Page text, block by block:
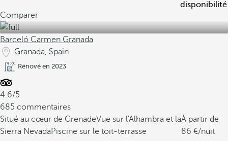
disponibilité
Comparer
Barceló Carmen Granada
Granada, Spain
Rénové en 2023
4.6/5
685 commentaires
Situé au cœur de GrenadeVue sur l'Alhambra et la
Sierra NevadaPiscine sur le toit-terrasse
À partir de
86
/nuit